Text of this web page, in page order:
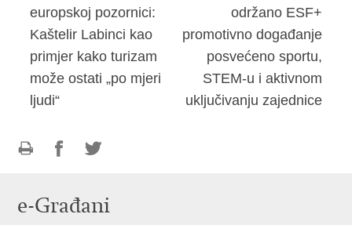
europskoj pozornici:
Kaštelir Labinci kao
primjer kako turizam
može ostati „po mjeri
ljudi“
održano ESF+
promotivno događanje
posvećeno sportu,
STEM-u i aktivnom
uključivanju zajednice
Facebooku
Twitteru
e-Građani